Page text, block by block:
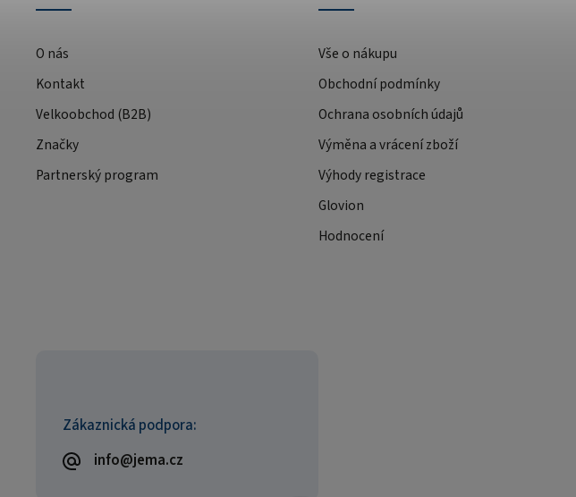
Zákaznická podpora:
info@jema.cz
O nás
Kontakt
Velkoobchod (B2B)
Značky
Partnerský program
Vše o nákupu
Obchodní podmínky
Ochrana osobních údajů
Výměna a vrácení zboží
Výhody registrace
Glovion
Hodnocení